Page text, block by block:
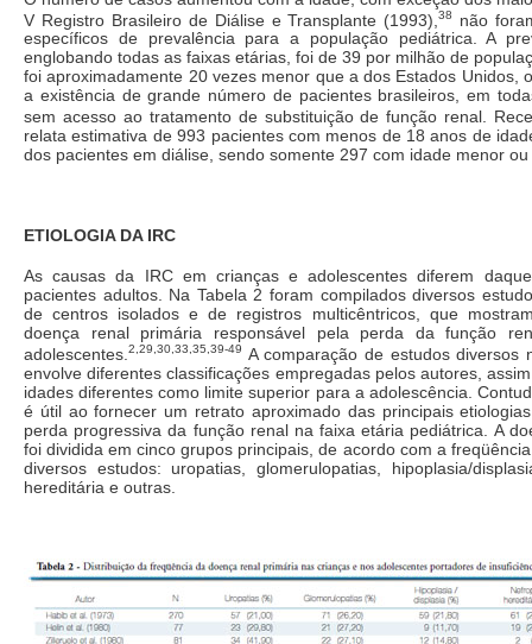
V Registro Brasileiro de Diálise e Transplante (1993),38
não
específicos de prevalência para a população pediátrica. A
englobando todas as faixas etárias, foi de 39 por milhão de
foi aproximadamente 20 vezes menor que a dos Estados Unidos,
a existência de grande número de pacientes brasileiros, em
sem acesso ao tratamento de substituição de função renal.
relata estimativa de 993 pacientes com menos de 18 anos de
dos pacientes em diálise, sendo somente 297 com idade menor
ETIOLOGIA DA IRC
As causas da IRC em crianças e adolescentes diferem
pacientes adultos. Na Tabela 2 foram compilados diversos
de centros isolados e de registros multicêntricos, que
doença renal primária responsável pela perda da função
adolescentes. 2,29,30,33,35,39-49 A comparação de estudos diversos
envolve diferentes classificações empregadas pelos autores,
idades diferentes como limite superior para a adolescência.
é útil ao fornecer um retrato aproximado das principais
perda progressiva da função renal na faixa etária pediátrica. A
foi dividida em cinco grupos principais, de acordo com a
diversos estudos: uropatias, glomerulopatias, hipoplasia/
hereditária e outras.